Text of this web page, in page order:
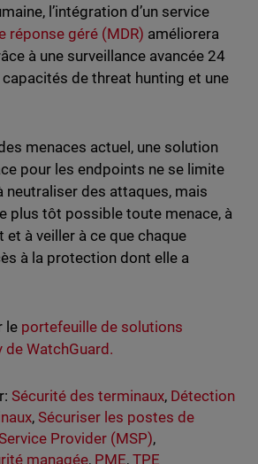
l’intégration d’un service
réponse géré (MDR) améliorera
à une surveillance avancée 24
de threat hunting et une
menaces actuel, une solution
pour les endpoints ne se limite
neutraliser des attaques, mais
plus tôt possible toute menace, à
et à veiller à ce que chaque
à la protection dont elle a
le portefeuille de solutions
WatchGuard.
Sécurité des terminaux, Détection
, Sécuriser les postes de
Provider (MSP),
managée, PME,TPE